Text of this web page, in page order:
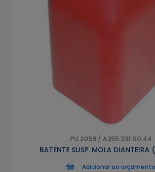
PU 2059 / A355 331 00 44
BATENTE SUSP. MOLA DIANTEIRA
Adicionar ao orçamento